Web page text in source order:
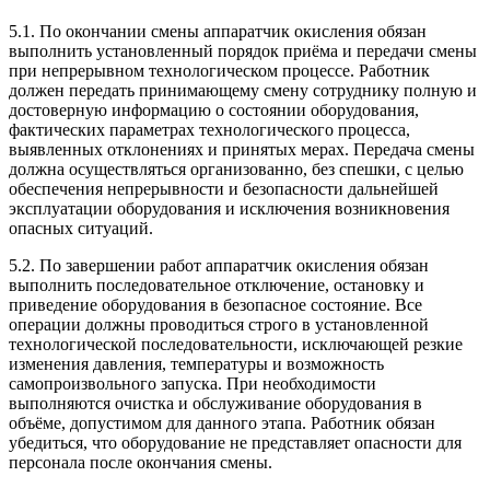
5.1. По окончании смены аппаратчик окисления обязан
выполнить установленный порядок приёма и передачи смены
при непрерывном технологическом процессе. Работник
должен передать принимающему смену сотруднику полную и
достоверную информацию о состоянии оборудования,
фактических параметрах технологического процесса,
выявленных отклонениях и принятых мерах. Передача смены
должна осуществляться организованно, без спешки, с целью
обеспечения непрерывности и безопасности дальнейшей
эксплуатации оборудования и исключения возникновения
опасных ситуаций.
5.2. По завершении работ аппаратчик окисления обязан
выполнить последовательное отключение, остановку и
приведение оборудования в безопасное состояние. Все
операции должны проводиться строго в установленной
технологической последовательности, исключающей резкие
изменения давления, температуры и возможность
самопроизвольного запуска. При необходимости
выполняются очистка и обслуживание оборудования в
объёме, допустимом для данного этапа. Работник обязан
убедиться, что оборудование не представляет опасности для
персонала после окончания смены.